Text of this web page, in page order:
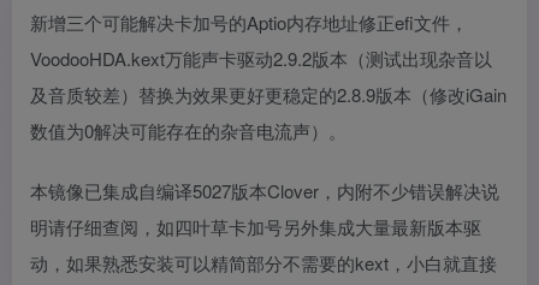
新增三个可能解决卡加号的Aptio内存地址修正efi文件，
VoodooHDA.kext万能声卡驱动2.9.2版本（测试出现杂音以
及音质较差）替换为效果更好更稳定的2.8.9版本（修改iGain
数值为0解决可能存在的杂音电流声）。
本镜像已集成自编译5027版本Clover，内附不少错误解决说
明请仔细查阅，如四叶草卡加号另外集成大量最新版本驱
动，如果熟悉安装可以精简部分不需要的kext，小白就直接